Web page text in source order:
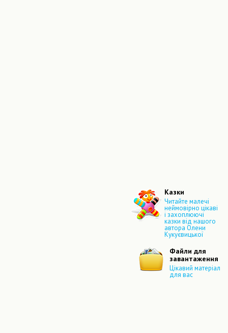
Казки
Читайте малечі
неймовірно цікаві
і захоплюючі
казки від нашого
автора Олени
Кукуєвицької
Файли для
завантаження
Цікавий матеріал
для вас